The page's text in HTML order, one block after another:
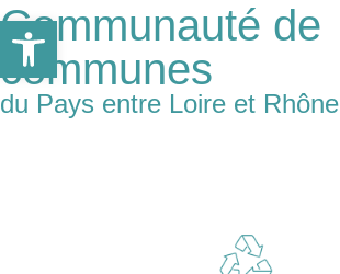
Communauté de
communes
du Pays entre Loire et Rhône
Ouvrir la barre d’outils